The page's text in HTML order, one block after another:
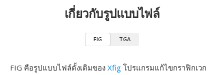
เกี่ยวกับรูปแบบไฟล์
FIG TGA
FIG คือรูปแบบไฟล์ดั้งเดิมของ Xfig โปรแกรมแก้ไขกราฟิกเวก